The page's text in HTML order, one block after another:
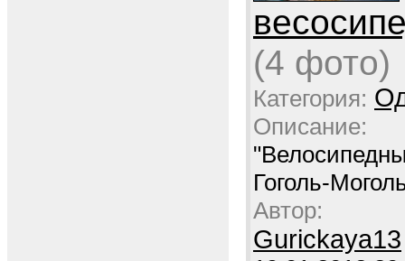
(4 фото)
Категория:
Описание:
Гоголь-
Автор:
Gurickaya13